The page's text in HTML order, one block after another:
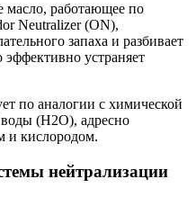
масло, работающее по
Neutralizer (ON),
запаха и разбивает
устраняет
по аналогии с химической
(H2O), адресно
и кислородом.
нейтрализации